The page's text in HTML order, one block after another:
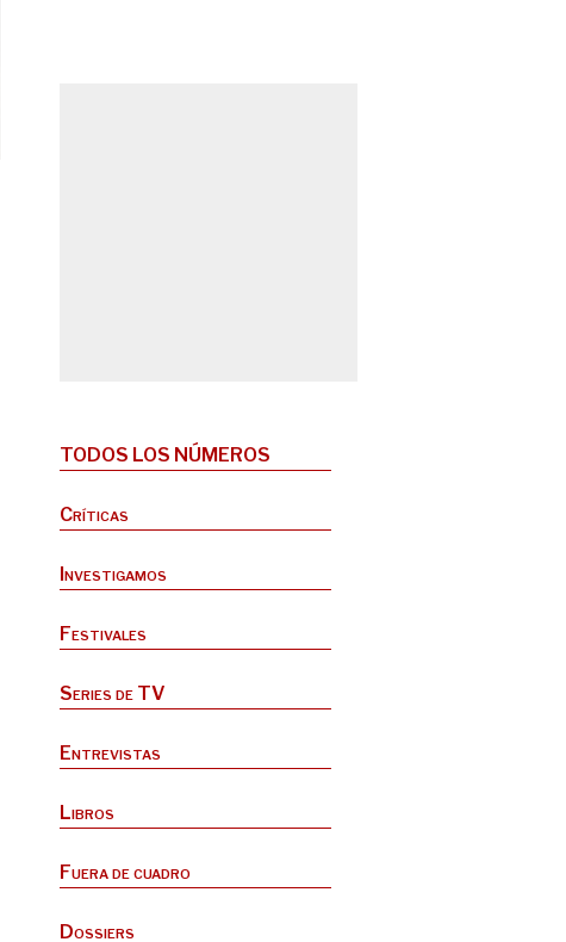
TODOS LOS NÚMEROS
Críticas
Investigamos
Festivales
Series de TV
Entrevistas
Libros
Fuera de cuadro
Dossiers